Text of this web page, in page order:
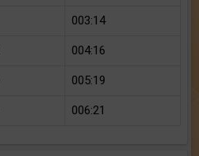
003:14
004:16
005:19
006:21